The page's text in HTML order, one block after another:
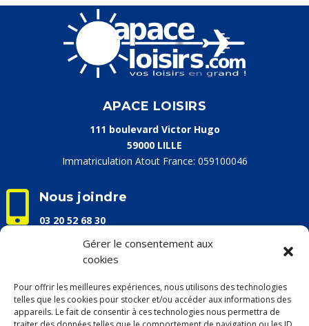
Gérer le consentement aux
cookies
Pour offrir les meilleures expériences, nous utilisons des technologies
telles que les cookies pour stocker et/ou accéder aux informations des
appareils. Le fait de consentir à ces technologies nous permettra de
APACE LOISIRS
111 boulevard Victor Hugo
59000 LILLE
Immatriculation Atout France: 059100046
 Nous joindre
03 20 52 68 30
Du lundi au vendredi :
9h00 – 13h00 / 14h00 – 17h00